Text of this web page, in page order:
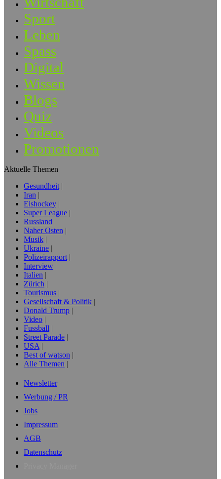
Sport
Leben
Spass
Digital
Wissen
Blogs
Quiz
Videos
Promotionen
Aktuelle Themen
Gesundheit
Iran
Eishockey
Super League
Russland
Naher Osten
Musik
Ukraine
Polizeirapport
Interview
Italien
Zürich
Tourismus
Gesellschaft & Politik
Donald Trump
Video
Fussball
Street Parade
USA
Best of watson
Alle Themen
Newsletter
Werbung / PR
Jobs
Impressum
AGB
Datenschutz